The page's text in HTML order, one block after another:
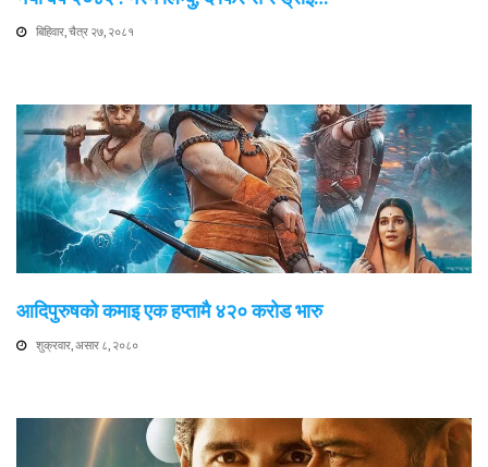
बिहिवार, चैत्र २७, २०८१
आदिपुरुषको कमाइ एक हप्तामै ४२० करोड भारु
शुक्रवार, असार ८, २०८०